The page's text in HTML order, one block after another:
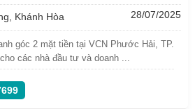
Khánh Hòa 28/07/2025
góc 2 mặt tiền tại VCN Phước Hải, TP.
các nhà đầu tư và doanh ...